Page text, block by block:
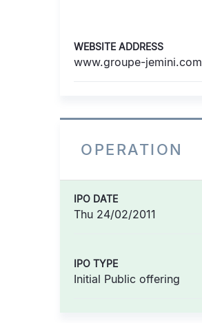
WEBSITE ADDRESS
www.groupe-jemini.com
OPERATION
IPO DATE
Thu 24/02/2011
IPO TYPE
Initial Public offering